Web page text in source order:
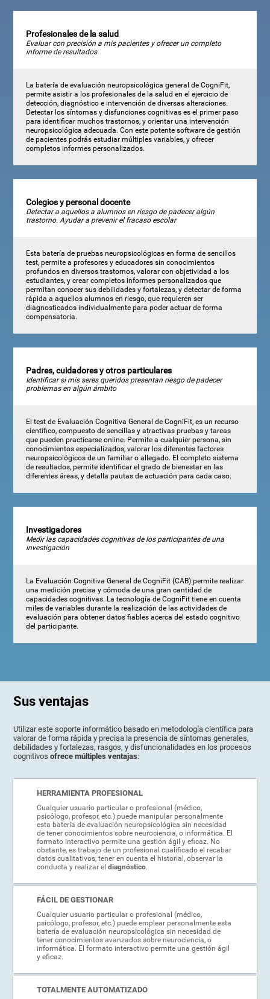
Profesionales de la salud
Evaluar con precisión a mis pacientes y ofrecer un completo
informe de resultados
La batería de evaluación neuropsicológica general de CogniFit,
permite asistir a los profesionales de la salud en el ejercicio de
detección, diagnóstico e intervención de diversas alteraciones.
Detectar los síntomas y disfunciones cognitivas es el primer paso
para identificar muchos trastornos, y orientar una intervención
neuropsicológica adecuada. Con este potente software de gestión
de pacientes podrás estudiar múltiples variables, y ofrecer
completos informes personalizados.
Colegios y personal docente
Detectar a aquellos a alumnos en riesgo de padecer algún
trastorno. Ayudar a prevenir el fracaso escolar
Esta batería de pruebas neuropsicológicas en forma de sencillos
test, permite a profesores y educadores sin conocimientos
profundos en diversos trastornos, valorar con objetividad a los
estudiantes, y crear completos informes personalizados que
permitan conocer sus debilidades y fortalezas, y detectar de forma
rápida a aquellos alumnos en riesgo, que requieren ser
diagnosticados individualmente para poder actuar de forma
compensatoria.
Padres, cuidadores y otros particulares
Identificar si mis seres queridos presentan riesgo de padecer
problemas en algún ámbito
El test de Evaluación Cognitiva General de CogniFit, es un recurso
científico, compuesto de sencillas y atractivas pruebas y tareas
que pueden practicarse online. Permite a cualquier persona, sin
conocimientos especializados, valorar los diferentes factores
neuropsicológicos de un familiar o allegado. El completo sistema
de resultados, permite identificar el grado de bienestar en las
diferentes áreas, y detalla pautas de actuación para cada caso.
Investigadores
Medir las capacidades cognitivas de los participantes de una
investigación
La Evaluación Cognitiva General de CogniFit (CAB) permite realizar
una medición precisa y cómoda de una gran cantidad de
capacidades cognitivas. La tecnología de CogniFit tiene en cuenta
miles de variables durante la realización de las actividades de
evaluación para obtener datos fiables acerca del estado cognitivo
del participante.
Sus ventajas
Utilizar este soporte informático basado en metodología científica para
valorar de forma rápida y precisa la presencia de síntomas generales,
debilidades y fortalezas, rasgos, y disfuncionalidades en los procesos
cognitivosofrece múltiples ventajas:
HERRAMIENTA PROFESIONAL
Cualquier usuario particular o profesional (médico,
psicólogo, profesor, etc.) puede manipular personalmente
esta batería de evaluación neuropsicológica sin necesidad
de tener conocimientos sobre neurociencia, o informática. El
formato interactivo permite una gestión ágil y eficaz. No
obstante, es trabajo de un profesional cualificado el recabar
datos cualitativos, tener en cuenta el historial, observar la
conducta y realizar el diagnóstico.
FÁCIL DE GESTIONAR
Cualquier usuario particular o profesional (médico,
psicólogo, profesor, etc.) puede emplear personalmente esta
batería de evaluación neuropsicológica sin necesidad de
tener conocimientos avanzados sobre neurociencia, o
informática. El formato interactivo permite una gestión ágil
y eficaz.
TOTALMENTE AUTOMATIZADO